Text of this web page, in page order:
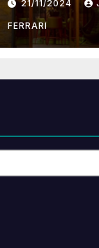
21/11/2024
FERRARI